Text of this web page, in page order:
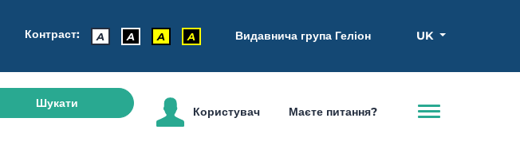
Контраст: A A A A Видавнича група Геліон UK
Шукати
Користувач Маєте питання?